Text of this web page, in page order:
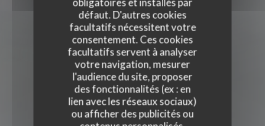
défaut. D'autres cookies
facultatifs nécessitent votre
consentement. Ces cookies
facultatifs servent à analyser
votre navigation, mesurer
l'audience du site, proposer
des fonctionnalités (ex : en
lien avec les réseaux sociaux)
ou afficher des publicités ou